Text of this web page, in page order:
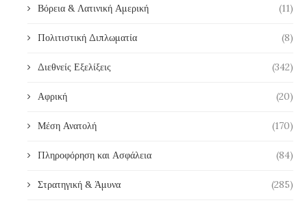
Βόρεια & Λατινική Αμερική (11)
Πολιτιστική Διπλωματία (8)
Διεθνείς Εξελίξεις (342)
Αφρική (20)
Μέση Ανατολή (170)
Πληροφόρηση και Ασφάλεια (84)
Στρατηγική & Άμυνα (285)